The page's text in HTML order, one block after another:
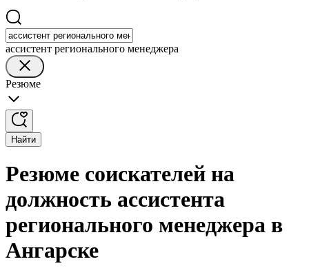
ассистент регионального менеджера
Резюме
Найти
Резюме соискателей на
должность ассистента
регионального менеджера в
Ангарске